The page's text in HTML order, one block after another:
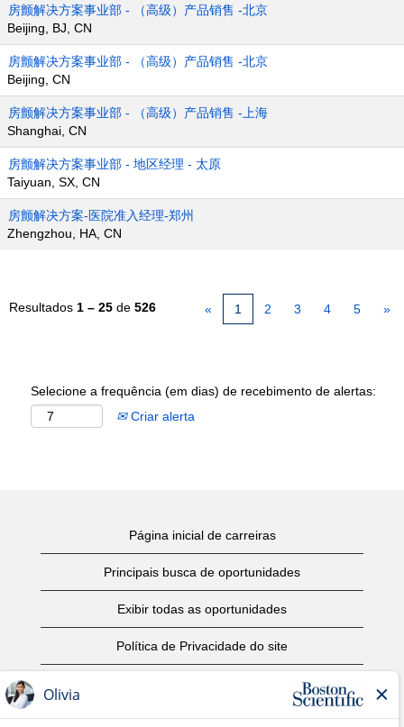
房颤解决方案事业部 - （高级）产品销售 -北京
Beijing, BJ, CN
房颤解决方案事业部 - （高级）产品销售 -北京
Beijing, CN
房颤解决方案事业部 - （高级）产品销售 -上海
Shanghai, CN
房颤解决方案事业部 - 地区经理 - 太原
Taiyuan, SX, CN
房颤解决方案-医院准入经理-郑州
Zhengzhou, HA, CN
Resultados 1 – 25 de 526 « 1 2 3 4 5 »
Selecione a frequência (em dias) de recebimento de alertas:
Criar alerta
Página inicial de carreiras
Principais busca de oportunidades
Exibir todas as oportunidades
Política de Privacidade do site
Aviso de Direitos Autorais